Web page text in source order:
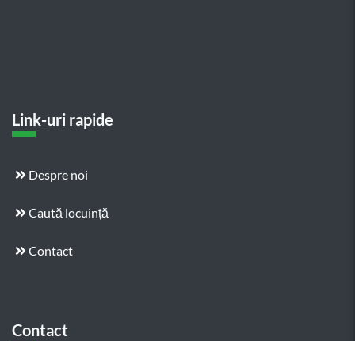
Link-uri rapide
Despre noi
Caută locuință
Contact
Contact